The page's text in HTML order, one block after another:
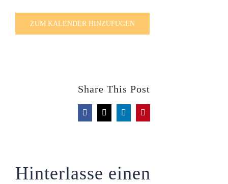
ZUM KALENDER HINZUFÜGEN
Share This Post
Facebook
X LinkedInPinterest
Hinterlasse einen